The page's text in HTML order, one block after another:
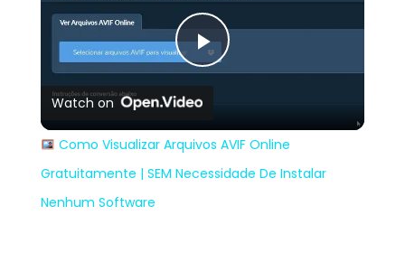
Play
Video
Watch on
Como Visualizar Arquivos AVIF Online
Gratuitamente | SEM Necessidade De Instalar
Nenhum Software